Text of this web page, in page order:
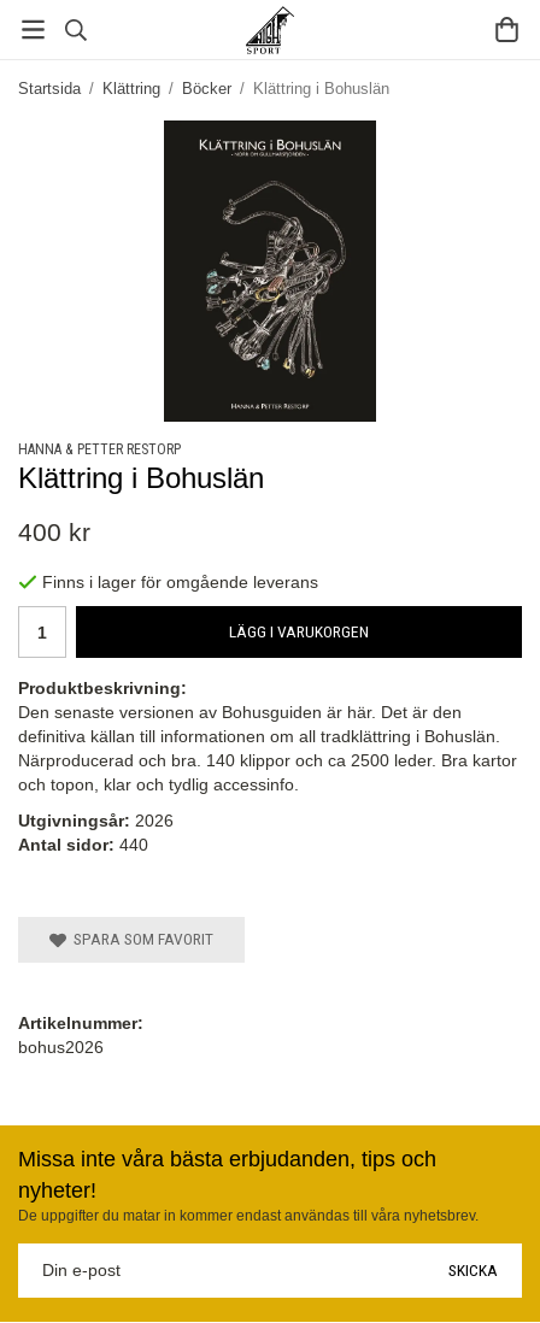
Startsida / Klättring / Böcker / Klättring i Bohuslän
HANNA & PETTER RESTORP
Klättring i Bohuslän
400 kr
Finns i lager för omgående leverans
LÄGG I VARUKORGEN
Produktbeskrivning:
Den senaste versionen av Bohusguiden är här. Det är den
definitiva källan till informationen om all tradklättring i Bohuslän.
Närproducerad och bra. 140 klippor och ca 2500 leder. Bra kartor
och topon, klar och tydlig accessinfo.
Utgivningsår: 2026
Antal sidor: 440
SPARA SOM FAVORIT
Artikelnummer:
bohus2026
Missa inte våra bästa erbjudanden, tips och
nyheter!
De uppgifter du matar in kommer endast användas till våra nyhetsbrev.
SKICKA